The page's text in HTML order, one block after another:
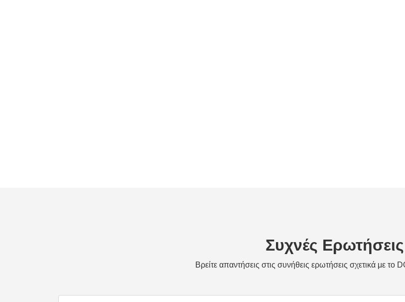
Συχνές Ερωτήσεις
Βρείτε απαντήσεις στις συνήθεις ερωτήσεις σχετικά με το